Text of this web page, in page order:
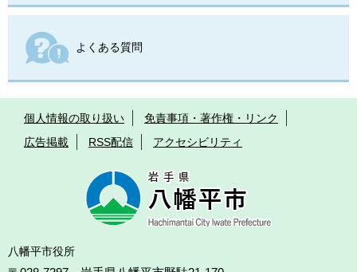
よくある質問
個人情報の取り扱い
免責事項・著作権・リンク
広告掲載
RSS配信 アクセシビリティ
八幡平市役所